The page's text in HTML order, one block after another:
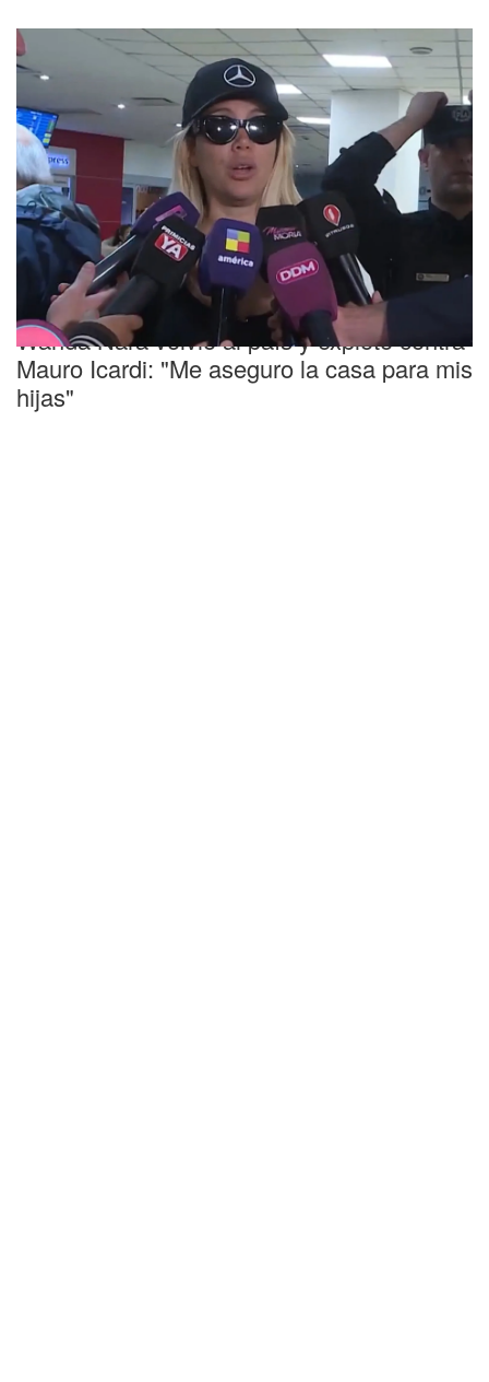
Embargo preventivo
Wanda Nara volvió al país y explotó contra
Mauro Icardi: "Me aseguro la casa para mis
hijas"